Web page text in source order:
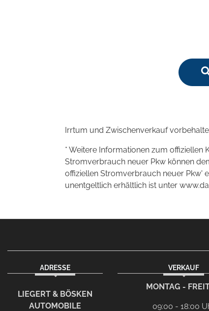
Irrtum und Zwischenverkauf
* Weitere Informationen zum offiziellen
Stromverbrauch neuer Pkw können
offiziellen Stromverbrauch neuer Pkw'
unentgeltlich erhältlich ist unter
ADRESSE
LIEGERT & BÖSKEN
AUTOMOBILE
VERKAUF
MONTAG -
09:00 - 18:00
Dieser Link führt zu